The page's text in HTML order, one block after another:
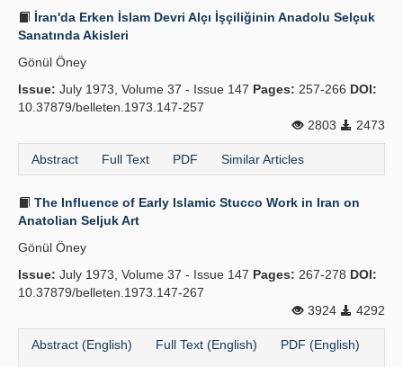
İran'da Erken İslam Devri Alçı İşçiliğinin Anadolu Selçuk
Sanatında Akisleri
Gönül Öney
Issue: July 1973, Volume 37 - Issue 147 Pages: 257-266 DOI:
10.37879/belleten.1973.147-257
2803
2473
Abstract Full Text PDF Similar Articles
The Influence of Early Islamic Stucco Work in Iran on
Anatolian Seljuk Art
Gönül Öney
Issue: July 1973, Volume 37 - Issue 147 Pages: 267-278 DOI:
10.37879/belleten.1973.147-267
3924
4292
Abstract (English) Full Text (English) PDF (English)